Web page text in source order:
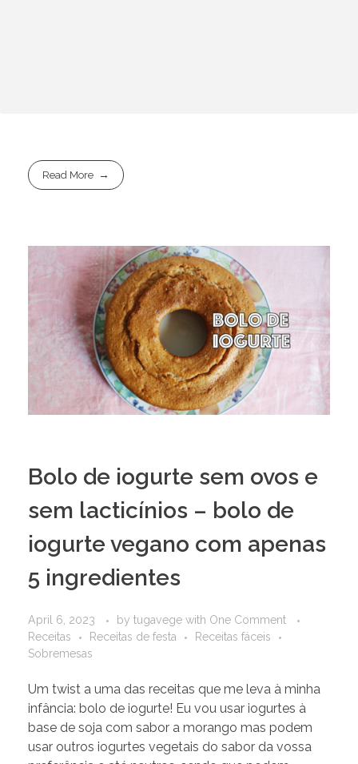
Read More
Bolo de iogurte sem ovos e
sem lacticínios – bolo de
iogurte vegano com apenas
5 ingredientes
April 6, 2023 by tugavege with One Comment
Receitas
Receitas de festa
Receitas fáceis
Sobremesas
Um twist a uma das receitas que me leva à minha
infância: bolo de iogurte! Eu vou usar iogurtes à
base de soja com sabor a morango mas podem
usar outros iogurtes vegetais do sabor da vossa